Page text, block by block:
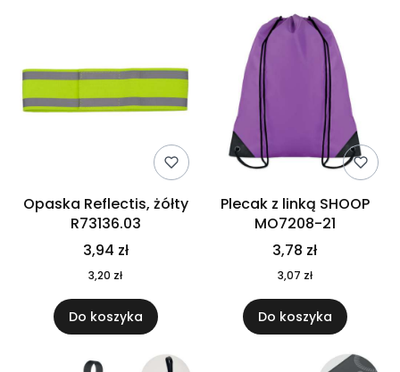
Opaska Reflectis, żółty
R73136.03
3,94 zł
3,20 zł
Do koszyka
Plecak z linką SHOOP
MO7208-21
3,78 zł
3,07 zł
Do koszyka